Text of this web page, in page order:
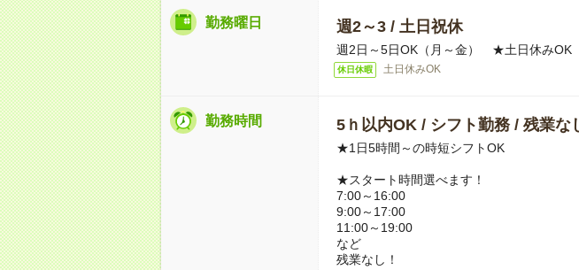
勤務曜日 週2～3 / 土日祝休
週2日～5日OK（月～金） ★土日休みOK
休日休暇 土日休みOK
勤務時間 5ｈ以内OK / シフト勤務 / 残業な
★1日5時間～の時短シフトOK
★スタート時間選べます！
7:00～16:00
9:00～17:00
11:00～19:00
など
残業なし！